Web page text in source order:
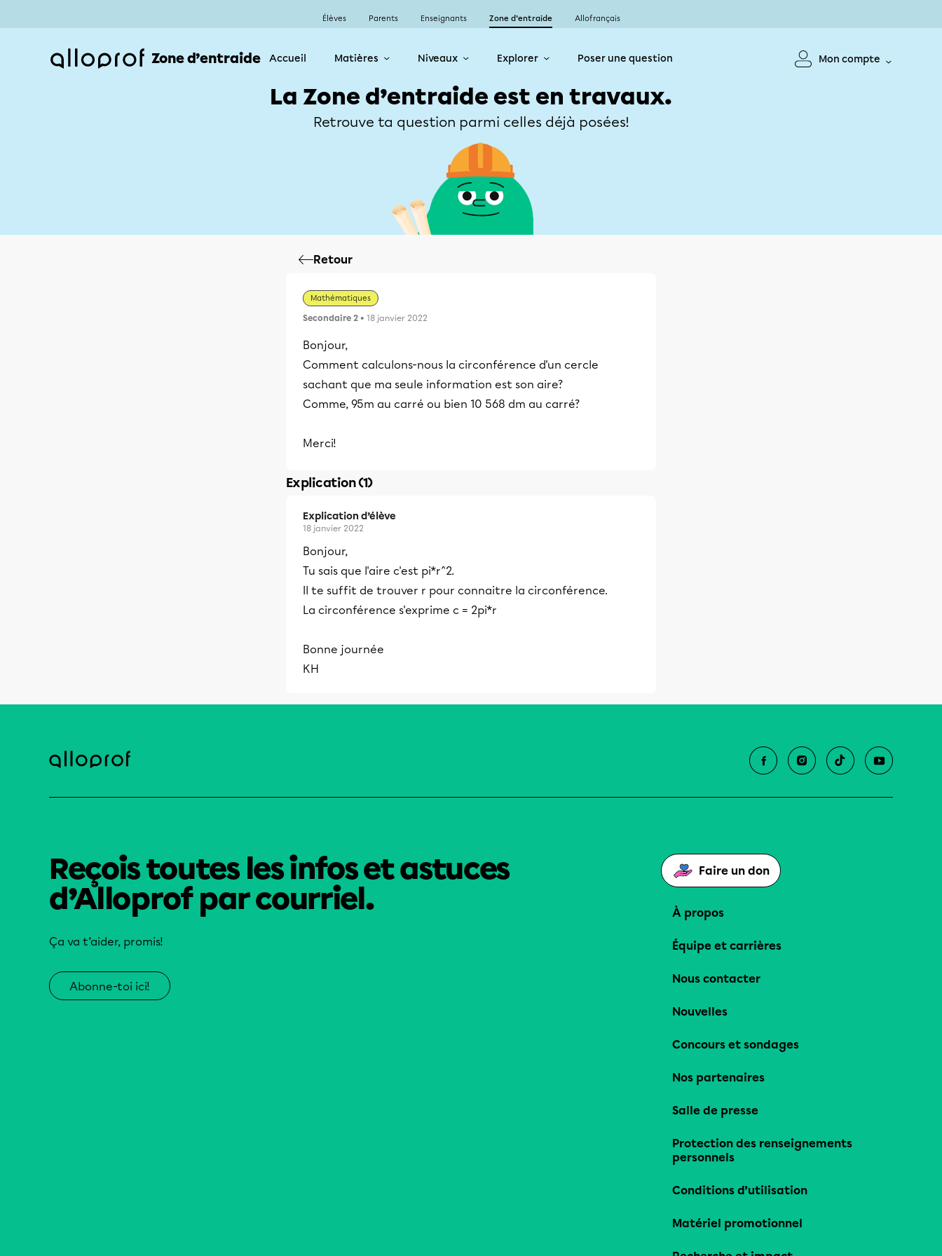
Élèves Parents Enseignants Zone d’entraide Allofrançais
Zone d’entraide Accueil Matières Niveaux Explorer Poser une question Mon compte
La Zone d’entraide est en travaux.
Retrouve ta question parmi celles déjà posées!
Retour
Mathématiques
Secondaire 2 • 18 janvier 2022
Bonjour,
Comment calculons-nous la circonférence d'un cercle
sachant que ma seule information est son aire?
Comme, 95m au carré ou bien 10 568 dm au carré?
Merci!
Explication (1)
Explication d’élève
18 janvier 2022
Bonjour,
Tu sais que l'aire c'est pi*r^2.
Il te suffit de trouver r pour connaitre la circonférence.
La circonférence s'exprime c = 2pi*r
Bonne journée
KH
Reçois toutes les infos et astuces
d’Alloprof par courriel.
Ça va t’aider, promis!
Abonne-toi ici!
Faire un don
À propos
Équipe et carrières
Nous contacter
Nouvelles
Concours et sondages
Nos partenaires
Salle de presse
Protection des renseignements
personnels
Conditions d’utilisation
Matériel promotionnel